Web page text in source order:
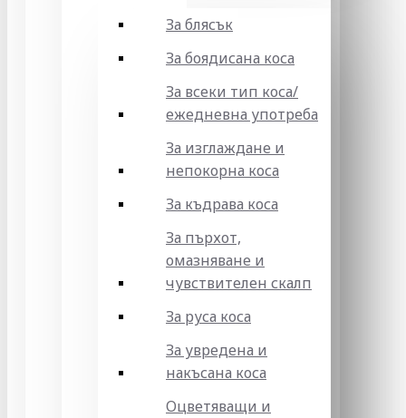
За блясък
За боядисана коса
За всеки тип коса/
ежедневна употреба
За изглаждане и
непокорна коса
За къдрава коса
За пърхот,
омазняване и
чувствителен скалп
За руса коса
За увредена и
накъсана коса
Оцветяващи и